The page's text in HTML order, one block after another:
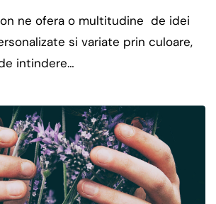
ne ofera o multitudine de idei
si variate prin culoare,
intindere…